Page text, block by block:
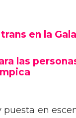
en la
las
en